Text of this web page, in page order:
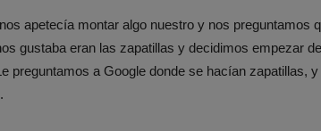
apetecía montar algo nuestro y nos preguntamos
gustaba eran las zapatillas y decidimos empezar
preguntamos a Google donde se hacían zapatillas,